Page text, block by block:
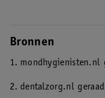
Bronnen
1. mondhygienisten.nl
2. dentalzorg.nl